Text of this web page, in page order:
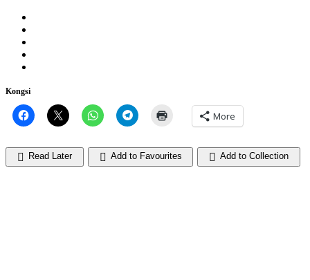
Kongsi
More
Read Later Add to Favourites Add to Collection